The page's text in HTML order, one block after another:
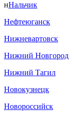
нНальчик
Нефтеюганск
Нижневартовск
Нижний Новгород
Нижний Тагил
Новокузнецк
Новороссийск